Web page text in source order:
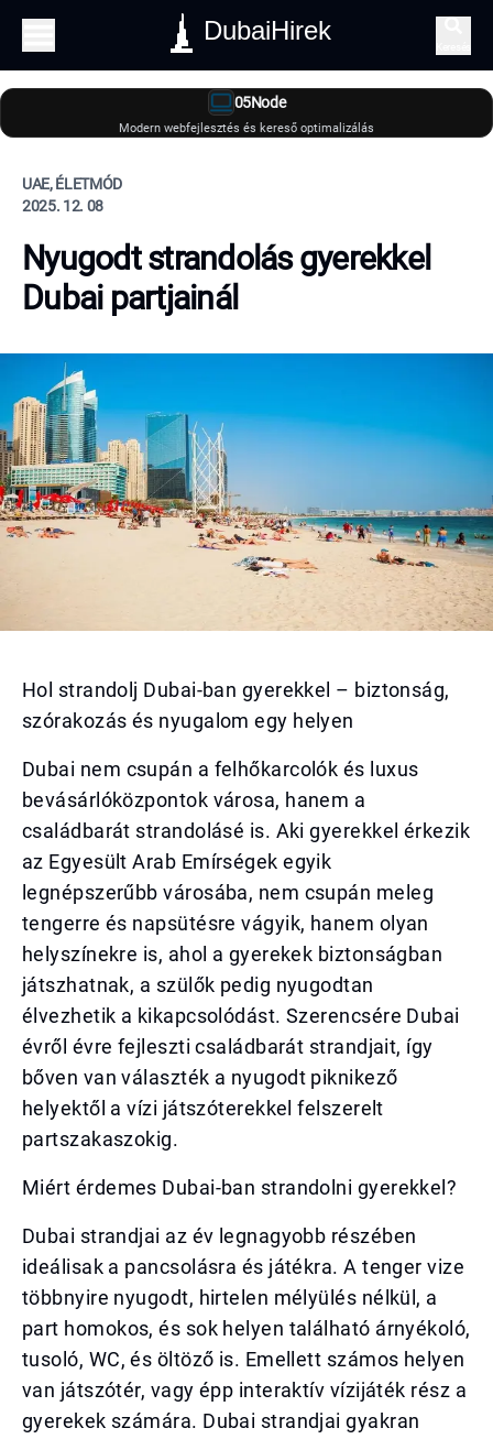
DubaiHirek
05Node
Modern webfejlesztés és kereső optimalizálás
UAE, ÉLETMÓD
2025. 12. 08
Nyugodt strandolás gyerekkel
Dubai partjainál
Hol strandolj Dubai-ban gyerekkel – biztonság,
szórakozás és nyugalom egy helyen
Dubai nem csupán a felhőkarcolók és luxus
bevásárlóközpontok városa, hanem a
családbarát strandolásé is. Aki gyerekkel érkezik
az Egyesült Arab Emírségek egyik
legnépszerűbb városába, nem csupán meleg
tengerre és napsütésre vágyik, hanem olyan
helyszínekre is, ahol a gyerekek biztonságban
játszhatnak, a szülők pedig nyugodtan
élvezhetik a kikapcsolódást. Szerencsére Dubai
évről évre fejleszti családbarát strandjait, így
bőven van választék a nyugodt piknikező
helyektől a vízi játszóterekkel felszerelt
partszakaszokig.
Miért érdemes Dubai-ban strandolni gyerekkel?
Dubai strandjai az év legnagyobb részében
ideálisak a pancsolásra és játékra. A tenger vize
többnyire nyugodt, hirtelen mélyülés nélkül, a
part homokos, és sok helyen található árnyékoló,
tusoló, WC, és öltöző is. Emellett számos helyen
van játszótér, vagy épp interaktív vízijáték rész a
gyerekek számára. Dubai strandjai gyakran